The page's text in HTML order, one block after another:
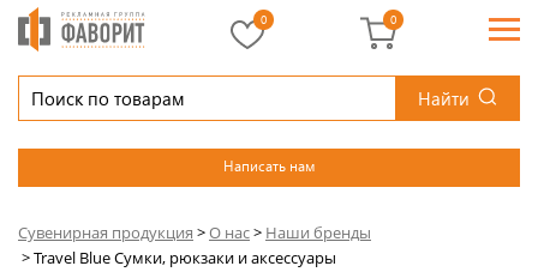
Найти
Написать нам
0 0
Сувенирная продукция >О нас> Наши бренды
>Travel Blue Сумки, рюкзаки и аксессуары